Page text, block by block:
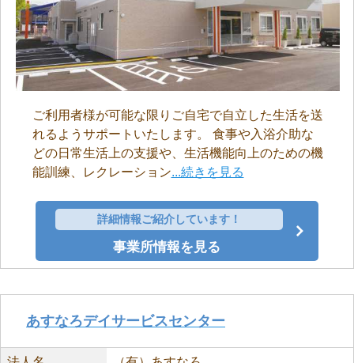
ご利用者様が可能な限りご自宅で自立した生活を送
れるようサポートいたします。 食事や入浴介助な
どの日常生活上の支援や、生活機能向上のための機
能訓練、レクレーション...続きを見る
詳細情報ご紹介しています！
事業所情報を見る
あすなろデイサービスセンター